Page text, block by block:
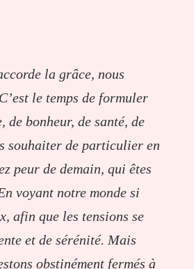
la grâce, nous
le temps de formuler
bonheur, de santé, de
souhaiter de particulier en
peur de demain, qui êtes
voyant notre monde si
afin que les tensions se
et de sérénité. Mais
obstinément fermés à